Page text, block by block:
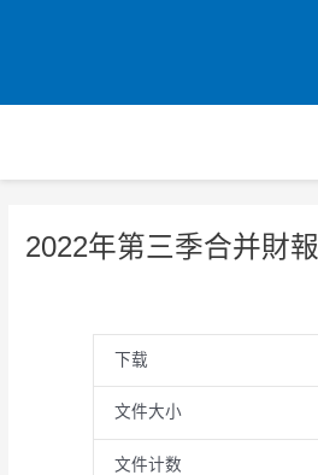
2022年第三季合并財報
下载
文件大小
文件计数